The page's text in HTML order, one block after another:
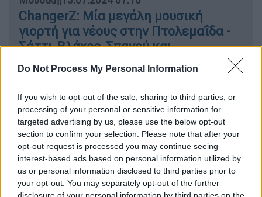
Do Not Process My Personal Information
If you wish to opt-out of the sale, sharing to third parties, or
processing of your personal or sensitive information for
targeted advertising by us, please use the below opt-out
section to confirm your selection. Please note that after your
opt-out request is processed you may continue seeing
interest-based ads based on personal information utilized by
us or personal information disclosed to third parties prior to
your opt-out. You may separately opt-out of the further
ChangerZ: Μία μεγάλη μουσική
γιορτή για νέους στην Πτολεμαΐδα -
Σάττι, Βλάχος, Σπανού και
Σκιαδαρέσες αποκλειστικά στο
ethnos.gr
Η Μαρίνα Σάττι επιβεβαιώνει για ακόμη μία
φορά πως δεν επαναπαύεται καλλιτεχνικά,
αναζητώντας διαρκώς νέους ήχους και
δημιουργικές συνέργειες. Με σταθερό